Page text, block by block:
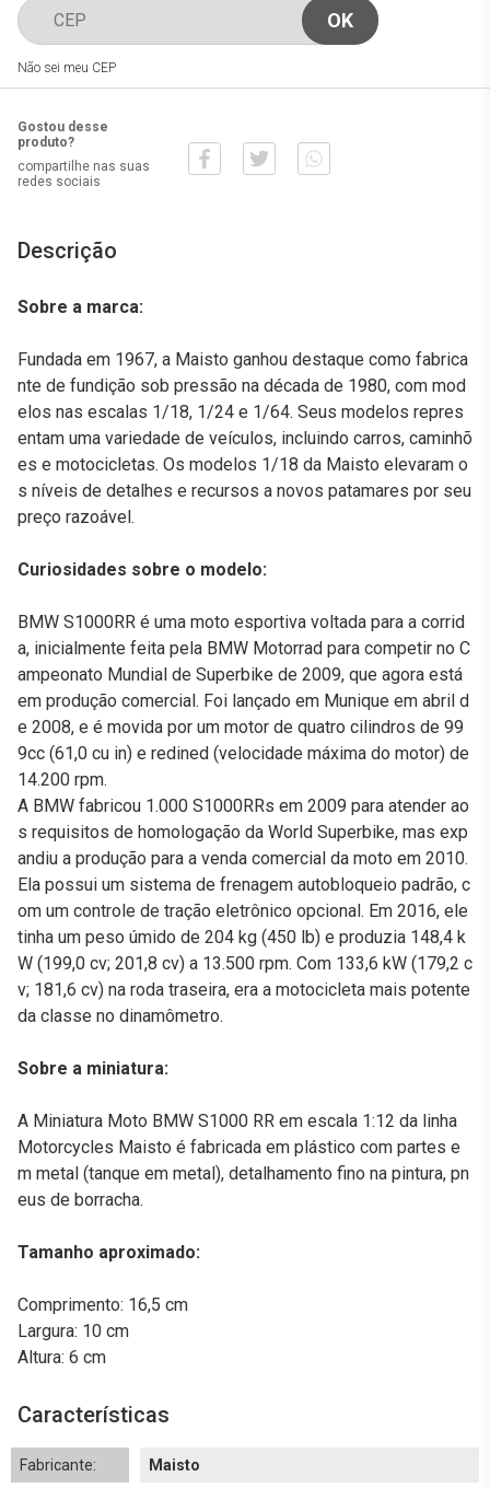
Não sei meu CEP
Gostou desse
produto?
compartilhe nas suas
redes sociais
Descrição
Sobre a marca:
Fundada em 1967, a Maisto ganhou destaque como fabrica
nte de fundição sob pressão na década de 1980, com mod
elos nas escalas 1/18, 1/24 e 1/64. Seus modelos repres
entam uma variedade de veículos, incluindo carros, caminhõ
es e motocicletas. Os modelos 1/18 da Maisto elevaram o
s níveis de detalhes e recursos a novos patamares por seu
preço razoável.
Curiosidades sobre o modelo:
BMW S1000RR é uma moto esportiva voltada para a corrid
a, inicialmente feita pela BMW Motorrad para competir no C
ampeonato Mundial de Superbike de 2009, que agora está
em produção comercial. Foi lançado em Munique em abril d
e 2008, e é movida por um motor de quatro cilindros de 99
9cc (61,0 cu in) e redined (velocidade máxima do motor) de
14.200 rpm.
A BMW fabricou 1.000 S1000RRs em 2009 para atender ao
s requisitos de homologação da World Superbike, mas exp
andiu a produção para a venda comercial da moto em 2010.
Ela possui um sistema de frenagem autobloqueio padrão, c
om um controle de tração eletrônico opcional. Em 2016, ele
tinha um peso úmido de 204 kg (450 lb) e produzia 148,4 k
W (199,0 cv; 201,8 cv) a 13.500 rpm. Com 133,6 kW (179,2 c
v; 181,6 cv) na roda traseira, era a motocicleta mais potente
da classe no dinamômetro.
Sobre a miniatura:
A Miniatura Moto BMW S1000 RR em escala 1:12 da linha
Motorcycles Maisto é fabricada em plástico com partes e
m metal (tanque em metal), detalhamento fino na pintura, pn
eus de borracha.
Tamanho aproximado:
Comprimento: 16,5 cm
Largura: 10 cm
Altura: 6 cm
Características
Fabricante: Maisto